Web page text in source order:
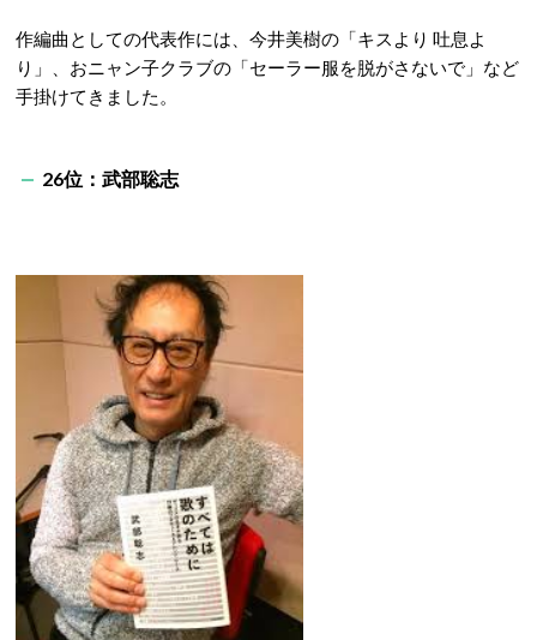
作編曲としての代表作には、今井美樹の「キスより 吐息よ
り」、おニャン子クラブの「セーラー服を脱がさないで」など
手掛けてきました。
26位：武部聡志